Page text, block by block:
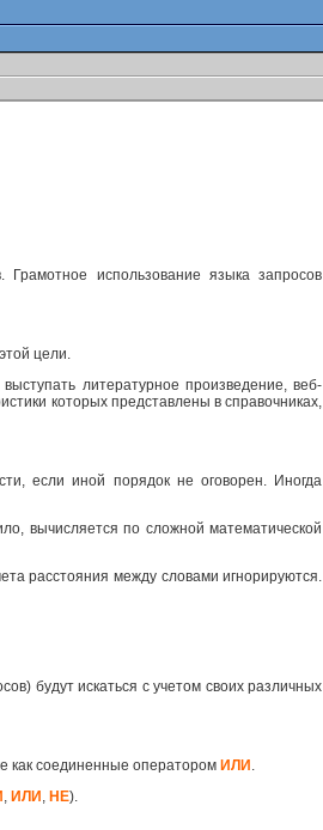
использование языка запросов
цели.
литературное произведение, веб-
которых представлены в справочниках,
если иной порядок не оговорен. Иногда
вычисляется по сложной математической
расстояния между словами игнорируются.
будут искаться с учетом своих различных
как соединенные операторомИЛИ.
,ИЛИ,НЕ).